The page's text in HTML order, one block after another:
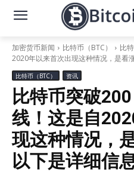
加密货币新闻 比特币（BTC）
比
2020年以来首次出现这种情况，是看
比特币（BTC） 资讯
比特币突破
线！这是自
现这种情况，
以下是详细信息